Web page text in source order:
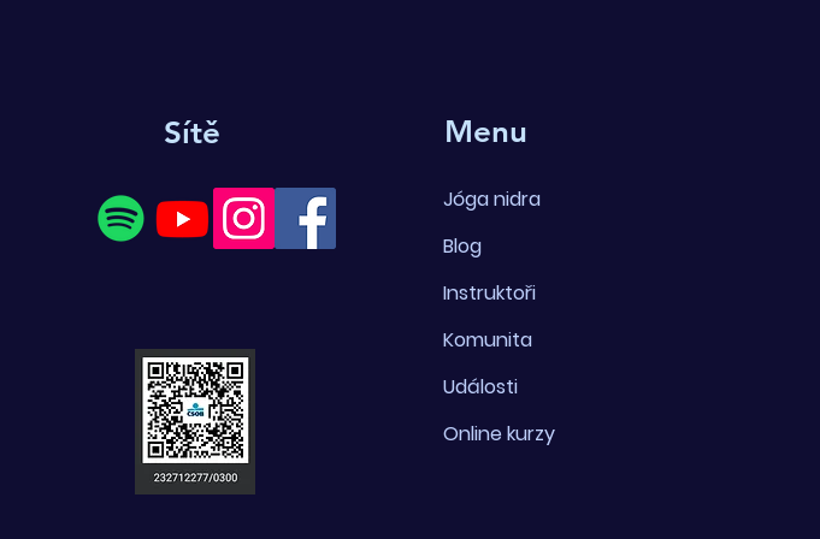
Sítě Menu
Jóga nidra
Blog
Instruktoři
Komunita
Události
Online kurzy